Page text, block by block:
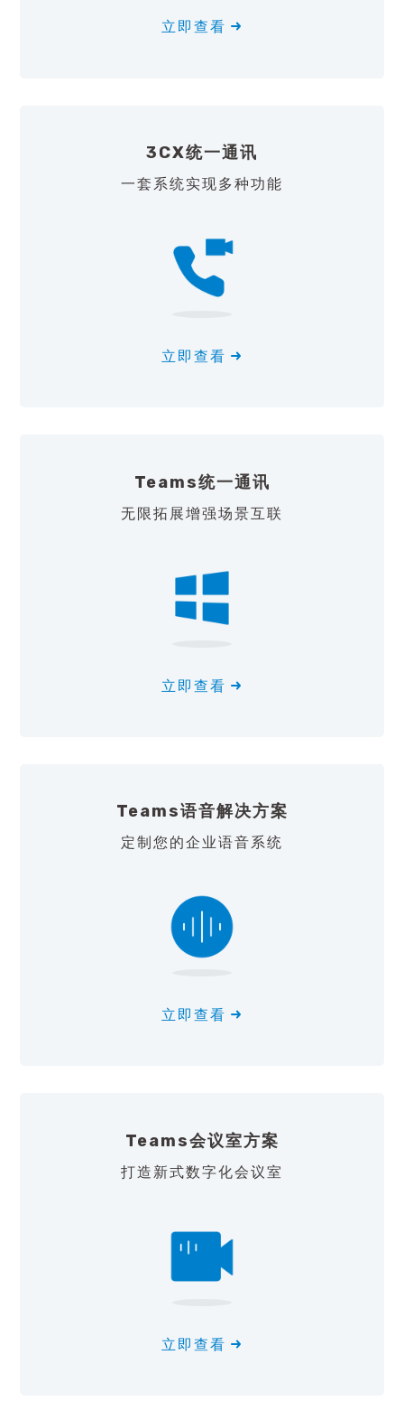
立即查看
3CX统一通讯
一套系统实现多种功能
立即查看
Teams统一通讯
无限拓展增强场景互联
立即查看
Teams语音解决方案
定制您的企业语音系统
立即查看
Teams会议室方案
打造新式数字化会议室
立即查看